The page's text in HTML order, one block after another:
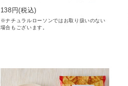
138 円(税込)
※ナチュラルローソンではお取り扱いのない
場合もございます。